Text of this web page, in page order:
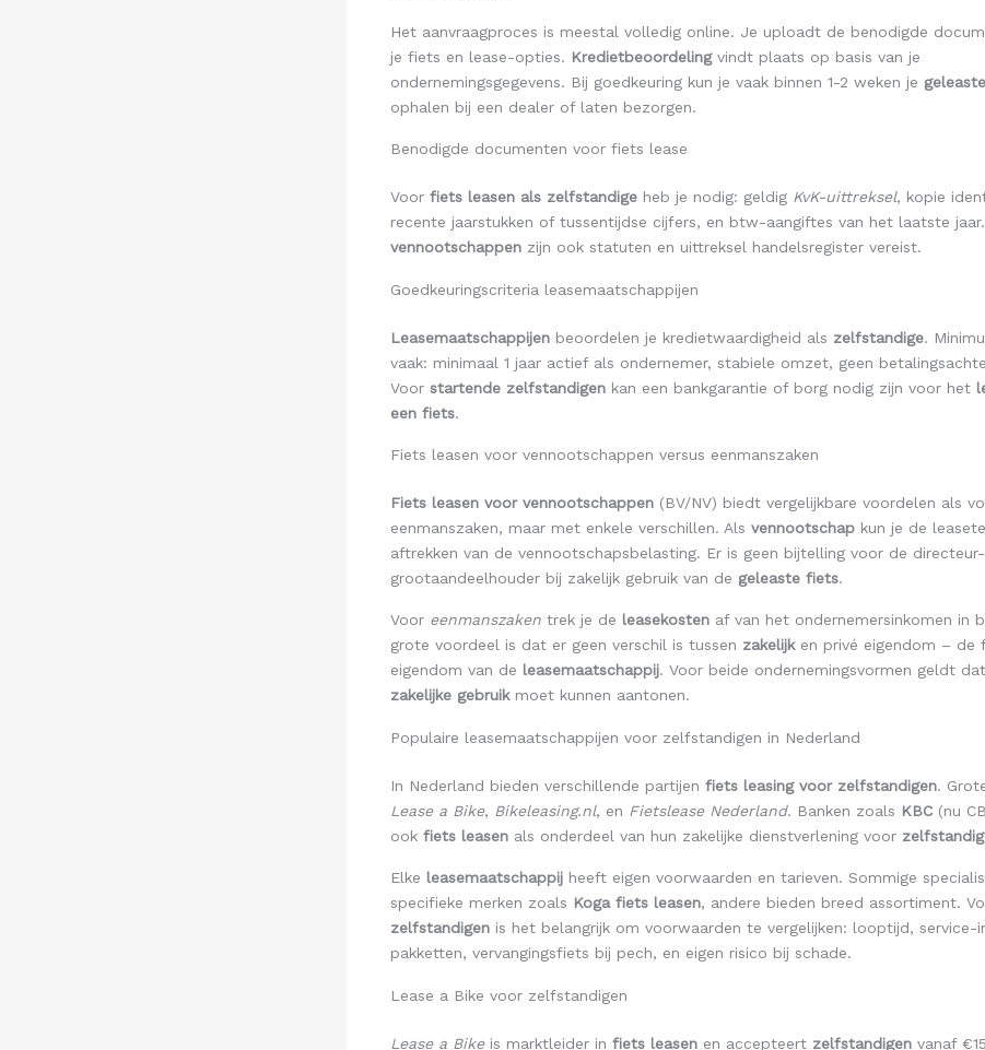
Het aanvraagproces is meestal volledig online. Je uploadt de benodigde
je fiets en lease-opties. Kredietbeoordelingvindt plaats op basis van je
ondernemingsgegevens. Bij goedkeuring kun je vaak binnen 1-2 weken je
ophalen bij een dealer of laten bezorgen.
Benodigde documenten voor fiets lease
Voor fiets leasen als zelfstandige heb je nodig: geldig KvK-uittreksel, kopie
recente jaarstukken of tussentijdse cijfers, en btw-aangiftes van het laatste
vennootschappen zijn ook statuten en uittreksel handelsregister vereist.
Goedkeuringscriteria leasemaatschappijen
Leasemaatschappijen beoordelen je kredietwaardigheid als zelfstandige.
vaak: minimaal 1 jaar actief als ondernemer, stabiele omzet, geen
Voor startende zelfstandigen kan een bankgarantie of borg nodig zijn voor het
een fiets.
Fiets leasen voor vennootschappen versus eenmanszaken
Fiets leasen voor vennootschappen (BV/NV) biedt vergelijkbare voordelen als
eenmanszaken, maar met enkele verschillen. Als vennootschap kun je de
aftrekken van de vennootschapsbelasting. Er is geen bijtelling voor de directeur-
grootaandeelhouder bij zakelijk gebruik van de geleaste fiets.
Voor eenmanszaken trek je de leasekosten af van het ondernemersinkomen in
grote voordeel is dat er geen verschil is tussen zakelijken privé eigendom – de
eigendom van de leasemaatschappij. Voor beide ondernemingsvormen geldt
zakelijke gebruikmoet kunnen aantonen.
Populaire leasemaatschappijen voor zelfstandigen in Nederland
In Nederland bieden verschillende partijen fiets leasing voor zelfstandigen.
Lease a Bike, Bikeleasing.nl, en Fietslease Nederland. Banken zoals KBC(nu
ook fiets leasen als onderdeel van hun zakelijke dienstverlening voor
Elke leasemaatschappij heeft eigen voorwaarden en tarieven. Sommige
specifieke merken zoals Koga fiets leasen, andere bieden breed assortiment.
zelfstandigen is het belangrijk om voorwaarden te vergelijken: looptijd, service-
pakketten, vervangingsfiets bij pech, en eigen risico bij schade.
Lease a Bike voor zelfstandigen
Lease a Bikeis marktleider in fiets leasen en accepteert zelfstandigen vanaf